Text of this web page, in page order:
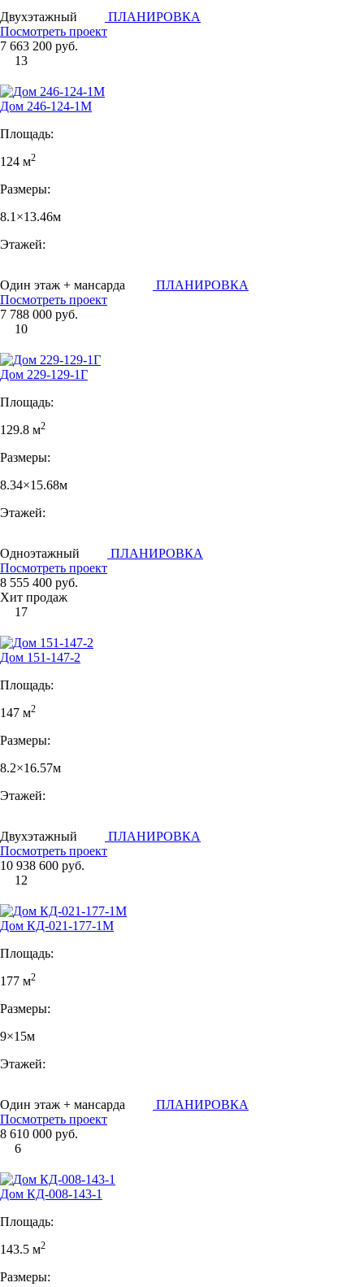
Двухэтажный
ПЛАНИРОВКА
Посмотреть проект
7 663 200 руб.
13
Дом 246-124-1М
Площадь:
124 м2
Размеры:
8.1×13.46м
Этажей:
Один этаж + мансарда
ПЛАНИРОВКА
Посмотреть проект
7 788 000 руб.
10
Дом 229-129-1Г
Площадь:
129.8 м2
Размеры:
8.34×15.68м
Этажей:
Одноэтажный
ПЛАНИРОВКА
Посмотреть проект
8 555 400 руб.
Хит продаж
17
Дом 151-147-2
Площадь:
147 м2
Размеры:
8.2×16.57м
Этажей:
Двухэтажный
ПЛАНИРОВКА
Посмотреть проект
10 938 600 руб.
12
Дом КД-021-177-1М
Площадь:
177 м2
Размеры:
9×15м
Этажей:
Один этаж + мансарда
ПЛАНИРОВКА
Посмотреть проект
8 610 000 руб.
6
Дом КД-008-143-1
Площадь:
143.5 м2
Размеры: